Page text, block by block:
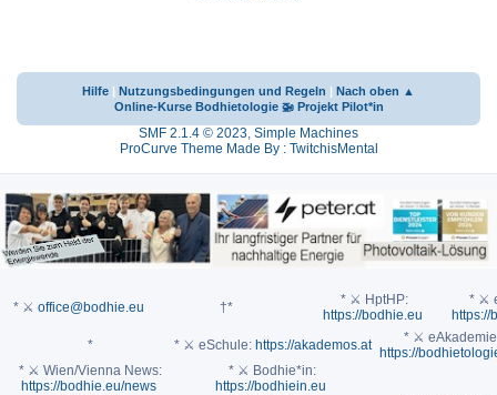
Hilfe | Nutzungsbedingungen und Regeln | Nach oben ▲
Online-Kurse Bodhietologie 🚁 Projekt Pilot*in
SMF 2.1.4 © 2023 Simple Machines
ProCurve Theme Made By : TwitchisMental
* ⚔ office@bodhie.eu †*
* ⚔ HptHP:
https://bodhie.eu
* ⚔
https://
*
* ⚔ eSchule: https://akademos.at
* ⚔
https://
* ⚔ Wien/Vienna News:
https://bodhie.eu/news
* ⚔ Bodhie*in:
https://bodhiein.eu